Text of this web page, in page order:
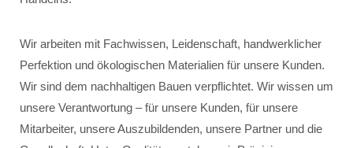
Wir arbeiten mit Fachwissen, Leidenschaft, handwerklicher
Perfektion und ökologischen Materialien für unsere Kunden.
Wir sind dem nachhaltigen Bauen verpflichtet. Wir wissen um
unsere Verantwortung – für unsere Kunden, für unsere
Mitarbeiter, unsere Auszubildenden, unsere Partner und die